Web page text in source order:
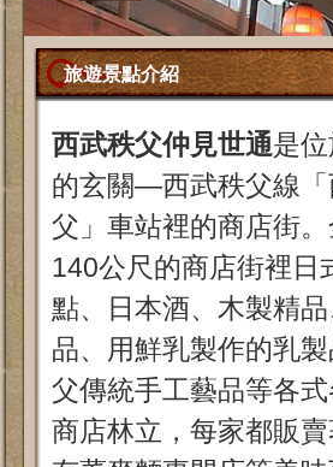
旅遊景點介紹
西武秩父仲見世通是
的玄關—西武秩父線「
父」車站裡的商店街
140公尺的商店街裡日
點、日本酒、木製精
品、用鮮乳製作的乳
父傳統手工藝品等各
商店林立，每家都販